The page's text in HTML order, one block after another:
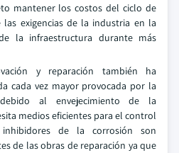
mantener los costos del ciclo de
exigencias de la industria en la
la infraestructura durante más
y reparación también ha
cada vez mayor provocada por la
al envejecimiento de la
medios eficientes para el control
de la corrosión son
de las obras de reparación ya que